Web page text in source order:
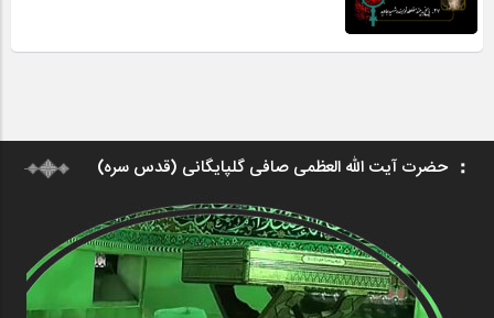
حضرت آیت الله العظمی صافی گلپایگانی (قدس سره)